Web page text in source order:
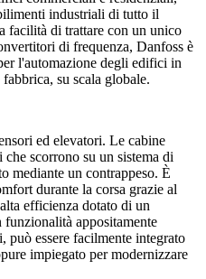
industriali di tutto il
facilità di trattare con un unico
di frequenza, Danfoss è
l'automazione degli edifici in
su scala globale.
ed elevatori. Le cabine
scorrono su un sistema di
mediante un contrappeso. È
durante la corsa grazie al
efficienza dotato di un
appositamente
può essere facilmente integrato
impiegato per modernizzare